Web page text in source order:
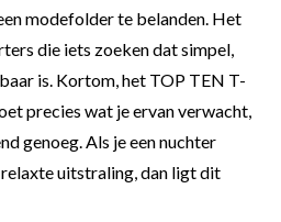
modefolder te belanden. Het
die iets zoeken dat simpel,
is. Kortom, het TOP TEN T-
precies wat je ervan verwacht,
genoeg. Als je een nuchter
uitstraling, dan ligt dit